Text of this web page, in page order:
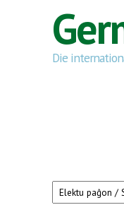
Die